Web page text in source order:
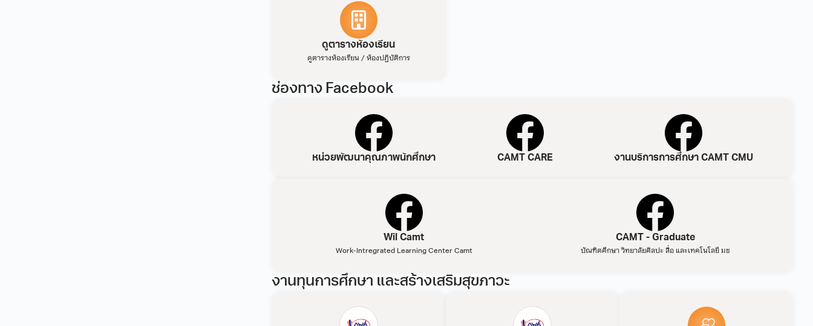
ดูตารางห้องเรียน
ดูตารางห้องเรียน / ห้องปฏิบัติการ
ช่องทาง Facebook
หน่วยพัฒนาคุณภาพนักศึกษา CAMT CARE งานบริการการศึกษา CAMT CMU
Wil Camt
Work-Intregrated Learning Center Camt
CAMT - Graduate
บัณฑิตศึกษา วิทยาลัยศิลปะ สื่อ และเทคโนโลยี มช
งานทุนการศึกษา และสร้างเสริมสุขภาวะ